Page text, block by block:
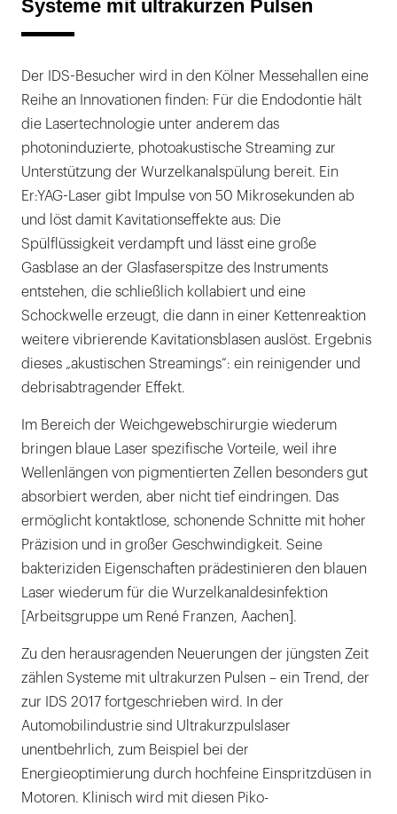
Systeme mit ultrakurzen Pulsen
Der IDS-Besucher wird in den Kölner Messehallen eine
Reihe an Innovationen finden: Für die Endodontie hält
die Lasertechnologie unter anderem das
photoninduzierte, photoakustische Streaming zur
Unterstützung der Wurzelkanalspülung bereit. Ein
Er:YAG-Laser gibt Impulse von 50 Mikrosekunden ab
und löst damit Kavitationseffekte aus: Die
Spülflüssigkeit verdampft und lässt eine große
Gasblase an der Glasfaserspitze des Instruments
entstehen, die schließlich kollabiert und eine
Schockwelle erzeugt, die dann in einer Kettenreaktion
weitere vibrierende Kavitationsblasen auslöst. Ergebnis
dieses „akustischen Streamings“: ein reinigender und
debrisabtragender Effekt.
Im Bereich der Weichgewebschirurgie wiederum
bringen blaue Laser spezifische Vorteile, weil ihre
Wellenlängen von pigmentierten Zellen besonders gut
absorbiert werden, aber nicht tief eindringen. Das
ermöglicht kontaktlose, schonende Schnitte mit hoher
Präzision und in großer Geschwindigkeit. Seine
bakteriziden Eigenschaften prädestinieren den blauen
Laser wiederum für die Wurzelkanaldesinfektion
[Arbeitsgruppe um René Franzen, Aachen].
Zu den herausragenden Neuerungen der jüngsten Zeit
zählen Systeme mit ultrakurzen Pulsen – ein Trend, der
zur IDS 2017 fortgeschrieben wird. In der
Automobilindustrie sind Ultrakurzpulslaser
unentbehrlich, zum Beispiel bei der
Energieoptimierung durch hochfeine Einspritzdüsen in
Motoren. Klinisch wird mit diesen Piko-